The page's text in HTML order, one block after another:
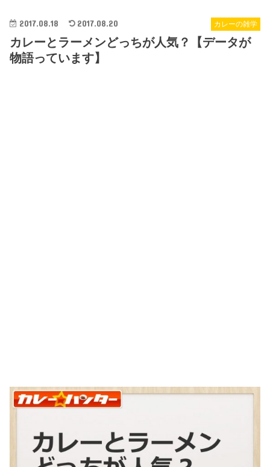
カレーの雑学
2017.08.18 2017.08.20
カレーとラーメンどっちが人気？【データが
物語っています】